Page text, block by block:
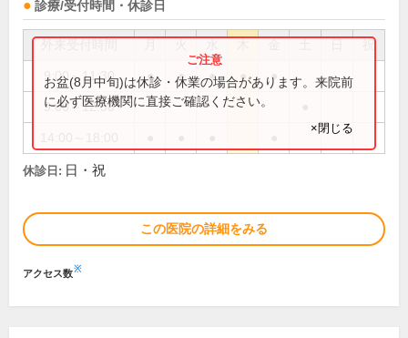
診療/受付時間・休診日
祝
9:00～11:30 ● ● ● ● ●
9:00～12:30
お盆(8月中旬)は休診・休業の場合があります。来院前
に必ず医療機関に直接ご確認ください。
×閉じる
休診日: 日・祝
この医院の詳細をみる
アクセス数※